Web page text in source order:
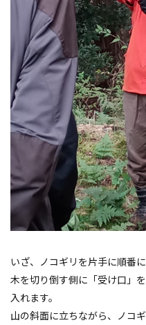
いざ、ノコギリを片手に順番に
木を切り倒す側に「受け口」
入れます。
山の斜面に立ちながら、ノコ